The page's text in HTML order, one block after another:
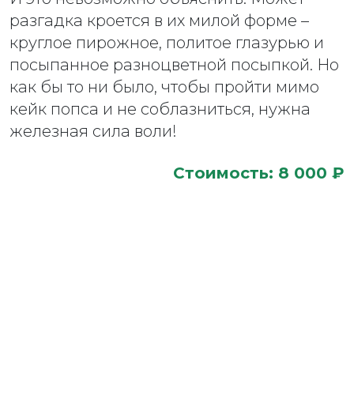
разгадка кроется в их милой форме –
круглое пирожное, политое глазурью и
посыпанное разноцветной посыпкой. Но
как бы то ни было, чтобы пройти мимо
кейк попса и не соблазниться, нужна
железная сила воли!
Стоимость: 8 000 ₽